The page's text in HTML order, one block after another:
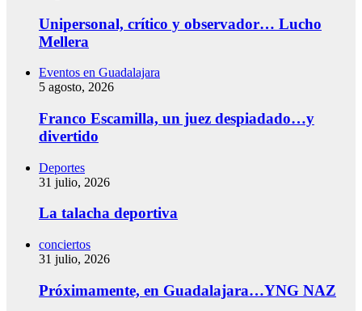
Unipersonal, crítico y observador… Lucho
Mellera
Eventos en Guadalajara
5 agosto, 2026
Franco Escamilla, un juez despiadado…y
divertido
Deportes
31 julio, 2026
La talacha deportiva
conciertos
31 julio, 2026
Próximamente, en Guadalajara…YNG NAZ